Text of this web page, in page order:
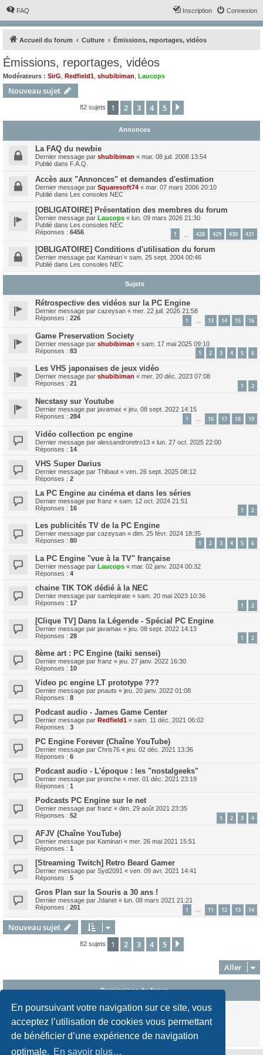
En poursuivant votre navigation sur ce site, vous
acceptez l’utilisation de cookies vous permettant
de bénéficier d’une expérience de navigation
optimale. En savoir plus…
FAQ Connexion
Inscription
Accueil du forum Culture Émissions, reportages, vidéos
Émissions, reportages, vidéos
Modérateurs : SirG Redfield1 shubibiman Laucops
Nouveau sujet
82 sujets 1 2 3 4 5
Annonces
La FAQ du newbie
Dernier message par shubibiman « mar. 08 juil. 2008 13:54
Publié dans F.A.Q.
Accès aux "Annonces" et demandes d'estimation
Dernier message par Squaresoft74 « mar. 07 mars 2006 20:10
Publié dans Les consoles NEC
[OBLIGATOIRE] Présentation des membres du forum
Dernier message par Laucops « lun. 09 mars 2026 21:30
Publié dans Les consoles NEC
Réponses : 6456 1 428 429 430 431
[OBLIGATOIRE] Conditions d'utilisation du forum
Dernier message par Kaminari « sam. 25 sept. 2004 00:46
Publié dans Les consoles NEC
Sujets
Rétrospective des vidéos sur la PC Engine
Dernier message par cazeysan « mer. 22 juil. 2026 21:58
Réponses : 226 1 … 13 14 15 16
Game Preservation Society
Dernier message par shubibiman « sam. 17 mai 2025 09:10
Réponses : 83 1 2 3 4 5 6
Les VHS japonaises de jeux vidéo
Dernier message par shubibiman « mer. 20 déc. 2023 07:08
Réponses : 21 1 2
Necstasy sur Youtube
Dernier message par javamax « jeu. 08 sept. 2022 14:15
Réponses : 284 1 … 16 17 18 19
Vidéo collection pc engine
Dernier message par alessandroretro13 « lun. 27 oct. 2025 22:00
Réponses : 14
VHS Super Darius
Dernier message par Thibaut « ven. 26 sept. 2025 08:12
Réponses : 2
La PC Engine au cinéma et dans les séries
Dernier message par franz « sam. 12 oct. 2024 21:51
Réponses : 16 1 2
Les publicités TV de la PC Engine
Dernier message par cazeysan « dim. 25 févr. 2024 18:35
Réponses : 80 1 2 3 4 5 6
La PC Engine "vue à la TV" française
Dernier message par Laucops « mar. 02 janv. 2024 00:32
Réponses : 4
chaine TIK TOK dédié à la NEC
Dernier message par samlepirate « sam. 20 mai 2023 10:36
Réponses : 17 1 2
[Clique TV] Dans la Légende - Spécial PC Engine
Dernier message par javamax « jeu. 08 sept. 2022 14:13
Réponses : 28 1 2
8ème art : PC Engine (taiki sensei)
Dernier message par franz « jeu. 27 janv. 2022 16:30
Réponses : 10
Video pc engine LT prototype ???
Dernier message par pnauts « jeu. 20 janv. 2022 01:08
Réponses : 8
Podcast audio - James Game Center
Dernier message par Redfield1 « sam. 11 déc. 2021 06:02
Réponses : 3
PC Engine Forever (Chaîne YouTube)
Dernier message par Chris76 « jeu. 02 déc. 2021 13:36
Réponses : 6
Podcast audio - L'époque : les "nostalgeeks"
Dernier message par pronche « mer. 01 déc. 2021 23:19
Réponses : 1
Podcasts PC Engine sur le net
Dernier message par franz « dim. 29 août 2021 23:35
Réponses : 52 1 2 3 4
AFJV (Chaîne YouTube)
Dernier message par Kaminari « mer. 26 mai 2021 15:51
Réponses : 1
[Streaming Twitch] Retro Beard Gamer
Dernier message par Syd2091 « ven. 09 avr. 2021 14:41
Réponses : 5
Gros Plan sur la Souris a 30 ans !
Dernier message par Jdanet « lun. 08 mars 2021 21:21
Réponses : 201 1 … 11 12 13 14
Nouveau sujet
82 sujets 1 2 3 4 5
Aller
Permissions du forum
Vous ne pouvez pas publier de nouveaux sujets dans ce forum
Vousne pouvez pasrépondre aux sujets dans ce forum
Vousne pouvez pasmodifier vos messages dans ce forum
Vous ne pouvez passupprimer vos messages dans ce forum